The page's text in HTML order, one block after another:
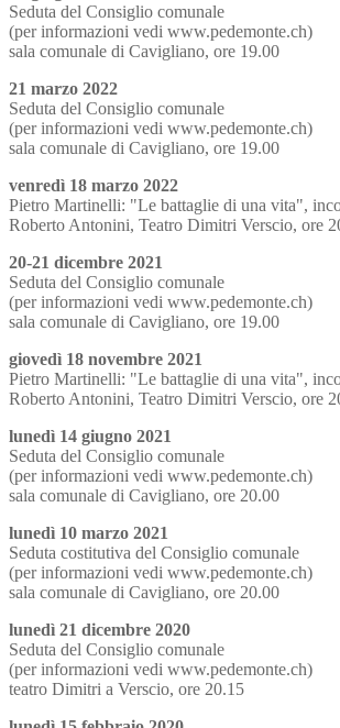
Seduta del Consiglio comunale
(per informazioni vedi www.pedemonte.ch)
sala comunale di Cavigliano, ore 19.00
21 marzo 2022
Seduta del Consiglio comunale
(per informazioni vedi www.pedemonte.ch)
sala comunale di Cavigliano, ore 19.00
venredì 18 marzo 2022
Pietro Martinelli: "Le battaglie di una vita",
Roberto Antonini, Teatro Dimitri Verscio, ore
20-21 dicembre 2021
Seduta del Consiglio comunale
(per informazioni vedi www.pedemonte.ch)
sala comunale di Cavigliano, ore 19.00
giovedì 18 novembre 2021
Pietro Martinelli: "Le battaglie di una vita",
Roberto Antonini, Teatro Dimitri Verscio, ore
lunedì 14 giugno 2021
Seduta del Consiglio comunale
(per informazioni vedi www.pedemonte.ch)
sala comunale di Cavigliano, ore 20.00
lunedì 10 marzo 2021
Seduta costitutiva del Consiglio comunale
(per informazioni vedi www.pedemonte.ch)
sala comunale di Cavigliano, ore 20.00
lunedì 21 dicembre 2020
Seduta del Consiglio comunale
(per informazioni vedi www.pedemonte.ch)
teatro Dimitri a Verscio, ore 20.15